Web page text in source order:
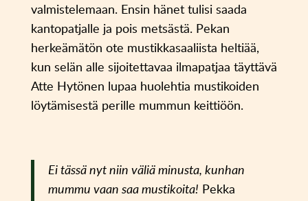
valmistelemaan. Ensin hänet tulisi saada
kantopatjalle ja pois metsästä. Pekan
herkeämätön ote mustikkasaaliista heltiää,
kun selän alle sijoitettavaa ilmapatjaa täyttävä
Atte Hytönen lupaa huolehtia mustikoiden
löytämisestä perille mummun keittiöön.
Ei tässä nyt niin väliä minusta, kunhan
mummu vaan saa mustikoita! Pekka